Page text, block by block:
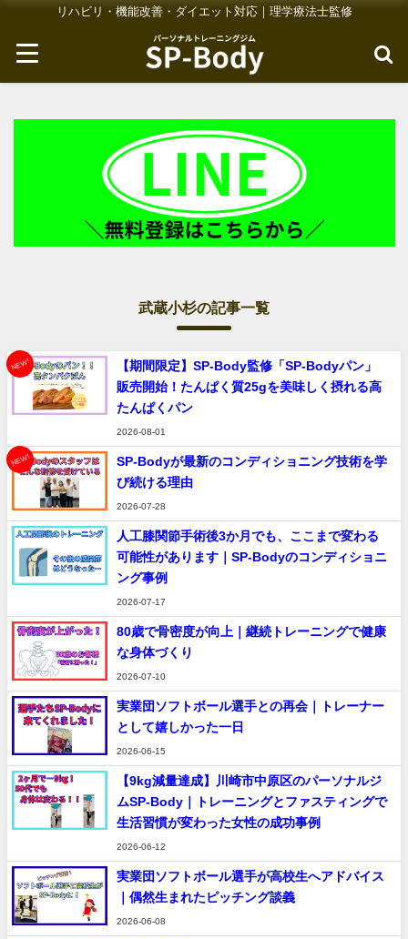
リハビリ・機能改善・ダイエット対応｜理学療法士監修
武蔵小杉の記事一覧
NEW!
【期間限定】SP-Body監修「SP-Bodyパン」
販売開始！たんぱく質25gを美味しく摂れる高
たんぱくパン
2026-08-01
NEW!
SP-Bodyが最新のコンディショニング技術を学
び続ける理由
2026-07-28
人工膝関節手術後3か月でも、ここまで変わる
可能性があります｜SP-Bodyのコンディショニ
ング事例
2026-07-17
80歳で骨密度が向上｜継続トレーニングで健康
な身体づくり
2026-07-10
実業団ソフトボール選手との再会｜トレーナー
として嬉しかった一日
2026-06-15
【9kg減量達成】川崎市中原区のパーソナルジ
ムSP-Body｜トレーニングとファスティングで
生活習慣が変わった女性の成功事例
2026-06-12
実業団ソフトボール選手が高校生へアドバイス
｜偶然生まれたピッチング談義
2026-06-08